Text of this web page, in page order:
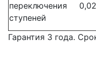
переключения
ступеней
Гарантия 3 года.